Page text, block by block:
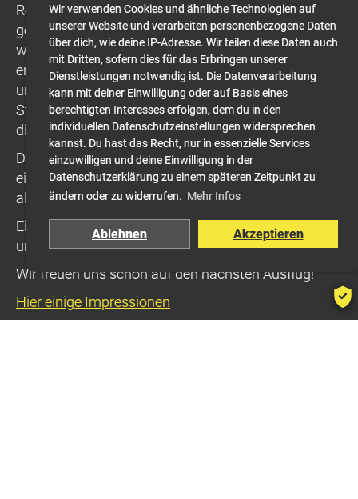
Wir verwenden Cookies und ähnliche Technologien auf
unserer Website und verarbeiten personenbezogene Daten
über dich, wie deine IP-Adresse. Wir teilen diese Daten auch
mit Dritten, sofern dies für das Erbringen unserer
Dienstleistungen notwendig ist. Die Datenverarbeitung
kann mit deiner Einwilligung oder auf Basis eines
berechtigten Interesses erfolgen, dem du in den
individuellen Datenschutzeinstellungen widersprechen
kannst. Du hast das Recht, nur in essenzielle Services
einzuwilligen und deine Einwilligung in der
Datenschutzerklärung zu einem späteren Zeitpunkt zu
ändern oder zu widerrufen. Mehr Infos
Ablehnen Akzeptieren
Restaurant Horseshoe in Arth mit einem
gemütlichen Mittagessen ausklingen, bevor es
weiter zur Höllgrotte in Baar ging. Gemeinsam
erkundeten wir die beeindruckende Tropfsteinhöhle
und bestaunten die faszinierenden Stalaktiten,
Stalagmiten und die vielfältigen Felsformationen,
die die Höhle zu bieten hat.
Den Abschluss des erlebnisreichen Tages bildete
eine gemütliche Runde bei Kaffee und Glace – bevor
alle gut gestimmt den Heimweg antraten.
Ein wunderschöner Vereinstag, der Tauchen, Natur
und Gemeinschaft perfekt vereint hat.
Wir freuen uns schon auf den nächsten Ausflug!
Hier einige Impressionen